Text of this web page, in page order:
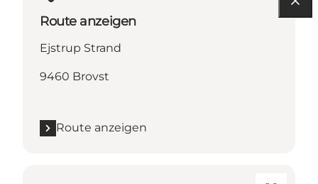
Route anzeigen
Ejstrup Strand
9460 Brovst
Route anzeigen